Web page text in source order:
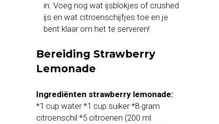
in. Voeg nog wat ijsblokjes of crushed
ijs en wat citroenschijfjes toe en je
bent klaar om het te serveren!
Bereiding Strawberry
Lemonade
Ingrediënten strawberry lemonade:
*1 cup water *1 cup suiker *8 gram
citroenschil *5 citroenen (200 ml